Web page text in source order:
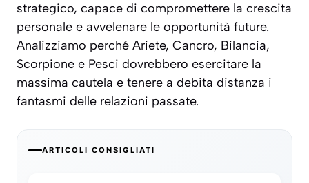
strategico, capace di compromettere la crescita
personale e avvelenare le opportunità future.
Analizziamo perché Ariete, Cancro, Bilancia,
Scorpione e Pesci dovrebbero esercitare la
massima cautela e tenere a debita distanza i
fantasmi delle relazioni passate.
ARTICOLI CONSIGLIATI